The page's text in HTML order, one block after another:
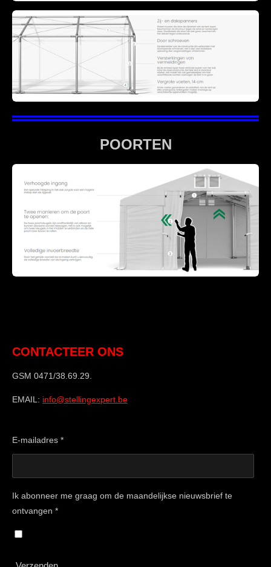
POORTEN
CONTACTEER ONS
GSM 0471/38.69.29.
EMAIL: info@stellingexpert.be
E-mailadres *
Ik abonneer me graag om de maandelijkse nieuwsbrief te
ontvangen *